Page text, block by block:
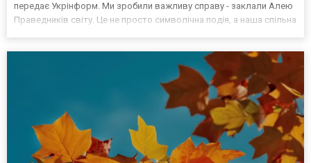
передає Укрінформ. Ми зробили важливу справу - заклали Алею
Праведників світу. Це не просто символічна подія, а наша спільна